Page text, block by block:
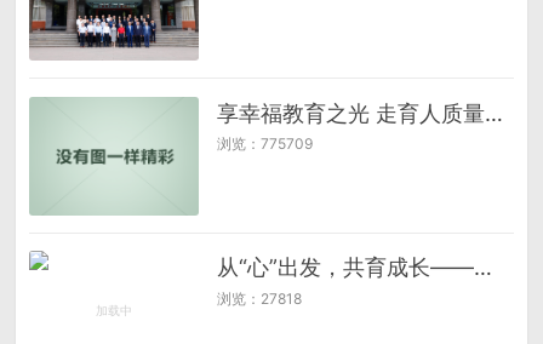
享幸福教育之光 走育人质量之路 ——西林小学幸福教育实践探索
浏览：775709
从“心”出发，共育成长——新干县实验小学开展万师访万家活动
浏览：27818